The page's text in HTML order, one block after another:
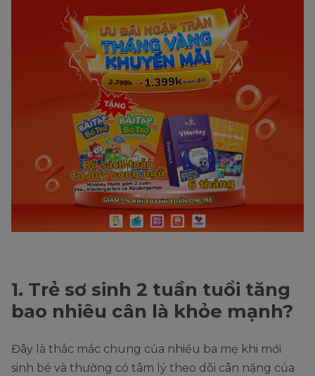
1. Trẻ sơ sinh 2 tuần tuổi tăng
bao nhiêu cân là khỏe mạnh?
Đây là thắc mắc chung của nhiều ba mẹ khi mới
sinh bé và thường có tâm lý theo dõi cân nặng của